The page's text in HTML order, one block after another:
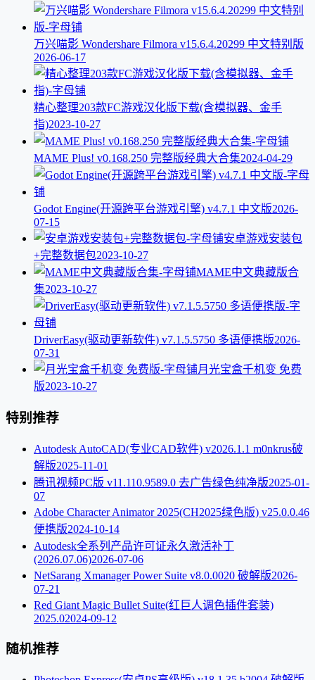
万兴喵影 Wondershare Filmora v15.6.4.20299 中文特别版
2026-06-17
精心整理203款FC游戏汉化版下载(含模拟器、金手
指)2023-10-27
MAME Plus! v0.168.250 完整版经典大合集2024-04-29
Godot Engine(开源跨平台游戏引擎) v4.7.1 中文版2026-
07-15
安卓游戏安装包
+完整数据包2023-10-27
MAME中文典藏版合
集2023-10-27
DriverEasy(驱动更新软件) v7.1.5.5750 多语便携版2026-
07-31
月光宝盒千机变 免费
版2023-10-27
特别推荐
Autodesk AutoCAD(专业CAD软件) v2026.1.1 m0nkrus破
解版2025-11-01
腾讯视频PC版 v11.110.9589.0 去广告绿色纯净版2025-01-
07
Adobe Character Animator 2025(CH2025绿色版) v25.0.0.46
便携版2024-10-14
Autodesk全系列产品许可证永久激活补丁
(2026.07.06)2026-07-06
NetSarang Xmanager Power Suite v8.0.0020 破解版2026-
07-21
Red Giant Magic Bullet Suite(红巨人调色插件套装)
2025.02024-09-12
随机推荐